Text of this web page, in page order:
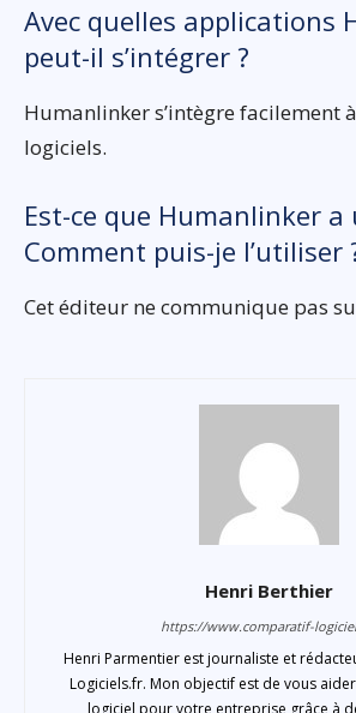
Avec quelles applications
peut-il s’intégrer ?
Humanlinker s’intègre facilement
logiciels.
Est-ce que Humanlinker a
Comment puis-je l’utiliser
Cet éditeur ne communique pas
Henri Berthier
https://www.comparatif-
Henri Parmentier est journaliste et
Logiciels.fr. Mon objectif est de vous
logiciel pour votre entreprise grâce à